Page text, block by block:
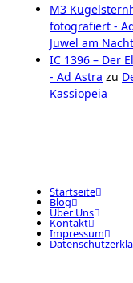
M3
fotografiert -
Juwel am
IC 1396 – Der
- Ad Astra zu
Kassiopeia
Startseite
Blog
Über Uns
Kontakt
Impressum